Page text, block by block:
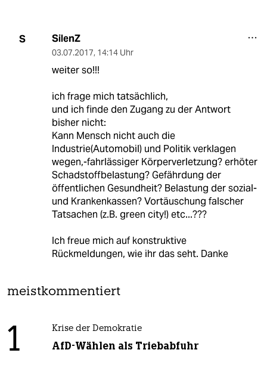
S SilenZ
03.07.2017, 14:14 Uhr
weiter so!!!
ich frage mich tatsächlich,
und ich finde den Zugang zu der Antwort
bisher nicht:
Kann Mensch nicht auch die
Industrie(Automobil) und Politik verklagen
wegen,-fahrlässiger Körperverletzung? erhöter
Schadstoffbelastung? Gefährdung der
öffentlichen Gesundheit? Belastung der sozial-
und Krankenkassen? Vortäuschung falscher
Tatsachen (z.B. green city!) etc...???
Ich freue mich auf konstruktive
Rückmeldungen, wie ihr das seht. Danke
meistkommentiert
1 Krise der Demokratie
AfD-Wählen als Triebabfuhr